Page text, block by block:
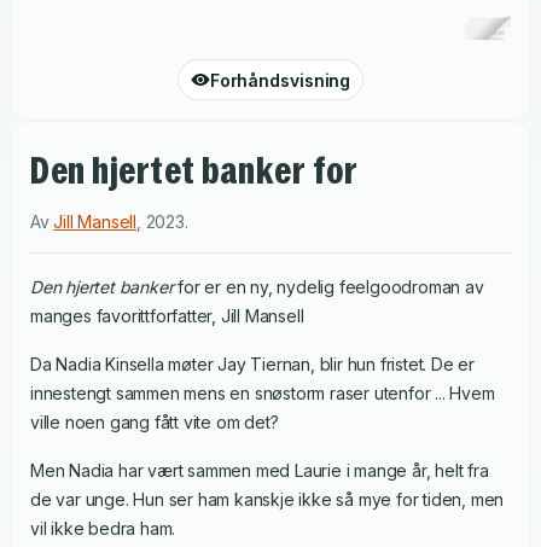
Forhåndsvisning
Den hjertet banker for
AvJill Mansell 2023.
Den hjertet bankerfor er en ny, nydelig feelgoodroman av
manges favorittforfatter, Jill Mansell
Da Nadia Kinsella møter Jay Tiernan, blir hun fristet. De er
innestengt sammen mens en snøstorm raser utenfor ... Hvem
ville noen gang fått vite om det?
Men Nadia har vært sammen med Laurie i mange år, helt fra
de var unge. Hun ser ham kanskje ikke så mye for tiden, men
vil ikke bedra ham.